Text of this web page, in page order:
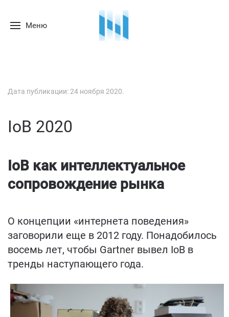
Меню
Дата публикации:24 ноября 2020.
IoB 2020
IoB какинтеллектуальное
сопровождение рынка
О концепции «интернета поведения»
заговорили еще в 2012 году. Понадобилось
восемь лет, чтобы Gartner вывел IoB в
тренды наступающего года.